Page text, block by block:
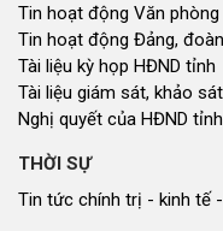
Tin hoạt động Văn phòng
Tin hoạt động Đảng,
Tài liệu kỳ họp HĐND tỉnh
Tài liệu giám sát, khảo sát
Nghị quyết của HĐND tỉnh
THỜI SỰ
Tin tức chính trị - kinh tế